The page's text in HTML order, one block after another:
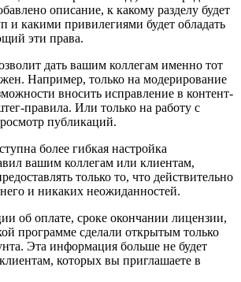
описание, к какому разделу будет
и какими привилегиями будет обладать
эти права.
дать вашим коллегам именно тот
Например, только на модерирование
вносить исправление в контент-
правила. Или только на работу с
публикаций.
более гибкая настройка
вашим коллегам или клиентам,
только то, что действительно
и никаких неожиданностей.
об оплате, сроке окончании лицензии,
программе сделали открытым только
Эта информация больше не будет
которых вы приглашаете в